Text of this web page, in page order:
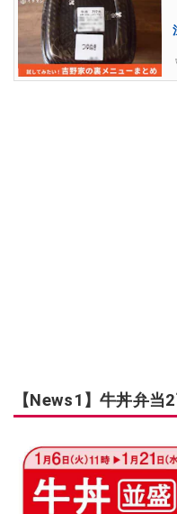
【News1】牛丼弁